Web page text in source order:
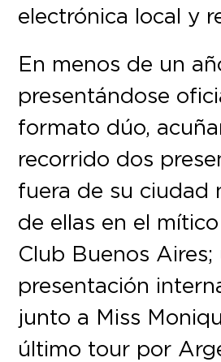
electrónica local y
En menos de un
presentándose
formato dúo,
recorrido dos
fuera de su ciudad
de ellas en el
Club Buenos Aires;
presentación
junto a Miss
último tour por